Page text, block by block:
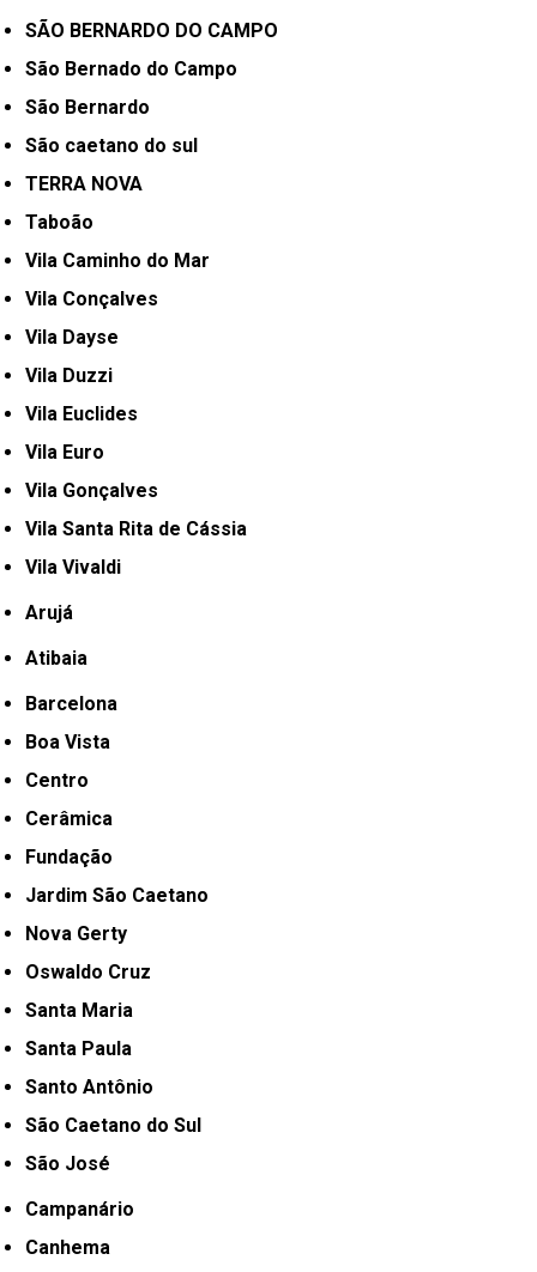
SÃO BERNARDO DO CAMPO
São Bernado do Campo
São Bernardo
São caetano do sul
TERRA NOVA
Taboão
Vila Caminho do Mar
Vila Conçalves
Vila Dayse
Vila Duzzi
Vila Euclides
Vila Euro
Vila Gonçalves
Vila Santa Rita de Cássia
Vila Vivaldi
Arujá
Atibaia
Barcelona
Boa Vista
Centro
Cerâmica
Fundação
Jardim São Caetano
Nova Gerty
Oswaldo Cruz
Santa Maria
Santa Paula
Santo Antônio
São Caetano do Sul
São José
Campanário
Canhema